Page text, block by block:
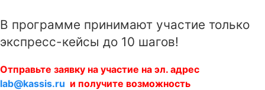
В программе принимают участие только
экспресс-кейсы до 10 шагов!
Отправьте заявку на участие на эл. адрес
lab@kassis.ru и получите возможность